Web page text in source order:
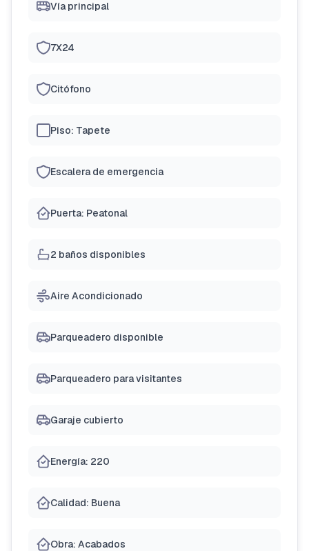
Vía principal
7X24
Citófono
Piso: Tapete
Escalera de emergencia
Puerta: Peatonal
2 baños disponibles
Aire Acondicionado
Parqueadero disponible
Parqueadero para visitantes
Garaje cubierto
Energía: 220
Calidad: Buena
Obra: Acabados